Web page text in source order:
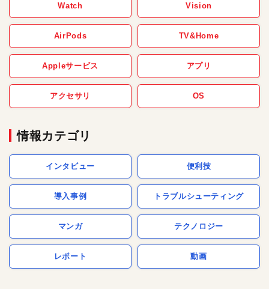
Watch Vision
AirPods TV&Home
Appleサービス アプリ
アクセサリ OS
情報カテゴリ
インタビュー 便利技
導入事例 トラブルシューティング
マンガ テクノロジー
レポート 動画